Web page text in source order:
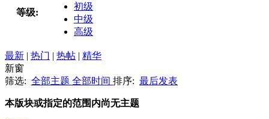
等级:
初级
中级
高级
最新 | 热门 | 热帖 | 精华
新窗
筛选: 全部主题 全部时间 排序: 最后发表
本版块或指定的范围内尚无主题